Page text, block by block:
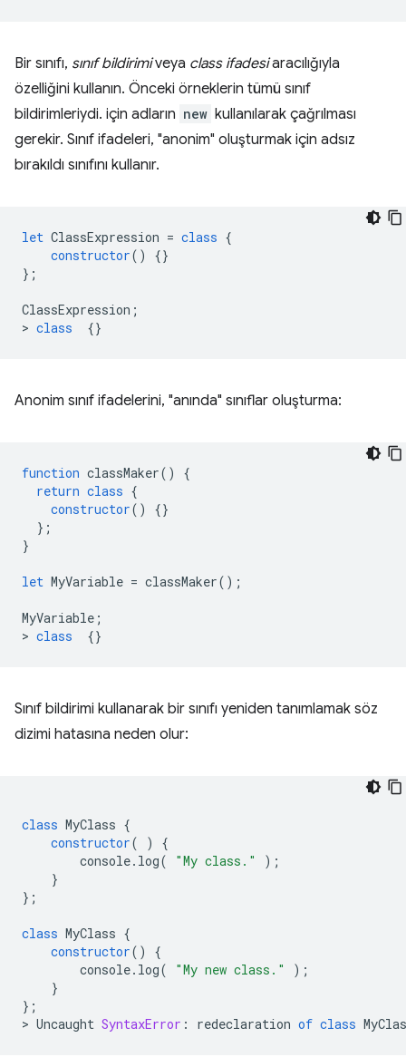
Bir sınıfı, sınıf bildirimiveya class ifadesiaracılığıyla
özelliğini kullanın. Önceki örneklerin tümü sınıf
bildirimleriydi. için adların new kullanılarak çağrılması
gerekir. Sınıf ifadeleri, "anonim" oluşturmak için adsız
bırakıldı sınıfını kullanır.
let ClassExpression = class {
constructor()
{}
};
ClassExpression ;
> class {}
Anonim sınıf ifadelerini, "anında" sınıflar oluşturma:
function classMaker()
{
return class {
constructor()
{}
};
}
let MyVariable = classMaker();
MyVariable ;
> class {}
Sınıf bildirimi kullanarak bir sınıfı yeniden tanımlamak söz
dizimi hatasına neden olur:
class MyClass {
constructor( )
{
console. log( "My class."
);
}
};
class MyClass {
constructor()
{
console. log( "My new class."
);
}
};
> Uncaught SyntaxError : redeclaration of class